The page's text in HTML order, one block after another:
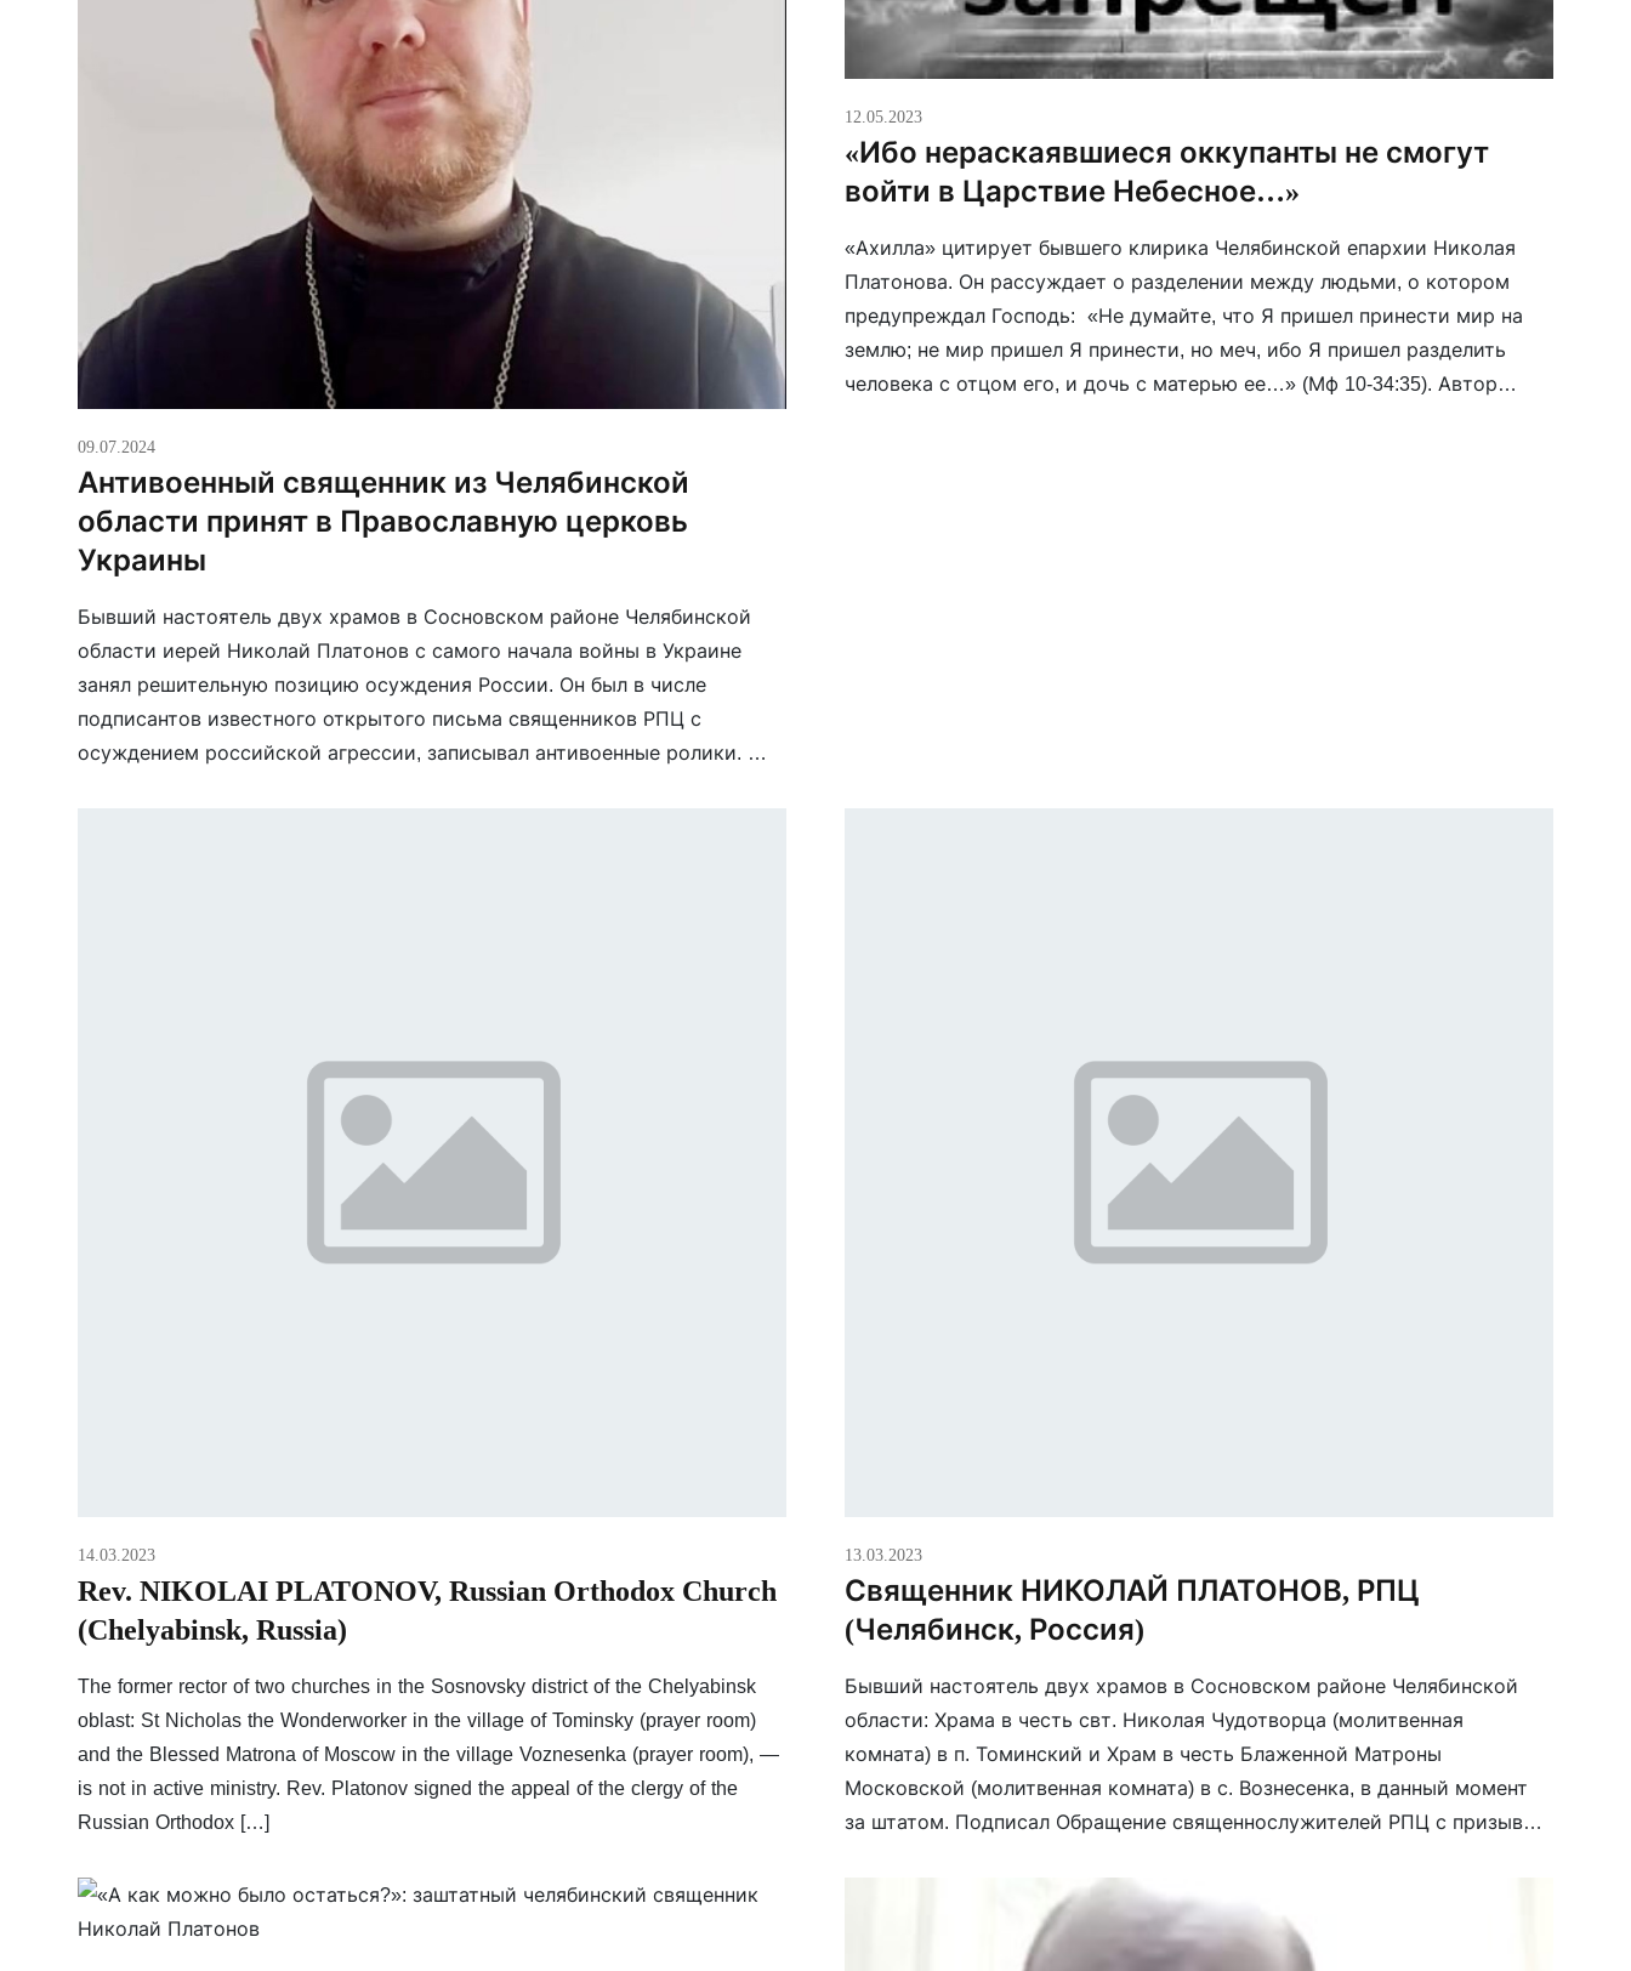
09.07.2024
Антивоенный священник из Челябинской
области принят в Православную церковь
Украины
Бывший настоятель двух храмов в Сосновском районе Челябинской
области иерей Николай Платонов с самого начала войны в Украине
занял решительную позицию осуждения России. Он был в числе
подписантов известного открытого письма священников РПЦ с
осуждением российской агрессии, записывал антивоенные ролики.
12.05.2023
«Ибо нераскаявшиеся оккупанты не смогут
войти в Царствие Небесное…»
«Ахилла» цитирует бывшего клирика Челябинской епархии Николая
Платонова. Он рассуждает о разделении между людьми, о котором
предупреждал Господь: «Не думайте, что Я пришел принести мир на
землю; не мир пришел Я принести, но меч, ибо Я пришел разделить
человека с отцом его, и дочь с матерью ее…» (Мф 10-34:35). Автор
14.03.2023
Rev. NIKOLAI PLATONOV, Russian Orthodox Church
(Chelyabinsk, Russia)
The former rector of two churches in the Sosnovsky district of the Chelyabinsk
oblast: St Nicholas the Wonderworker in the village of Tominsky (prayer room)
and the Blessed Matrona of Moscow in the village Voznesenka (prayer room), —
is not in active ministry. Rev. Platonov signed the appeal of the clergy of the
Russian Orthodox […]
13.03.2023
Священник НИКОЛАЙ ПЛАТОНОВ, РПЦ
(Челябинск, Россия)
Бывший настоятель двух храмов в Сосновском районе Челябинской
области: Храма в честь свт. Николая Чудотворца (молитвенная
комната) в п. Томинский и Храм в честь Блаженной Матроны
Московской (молитвенная комната) в с. Вознесенка, в данный момент
за штатом. Подписал Обращение священнослужителей РПЦ с призывом
самого начала войны записывал […]